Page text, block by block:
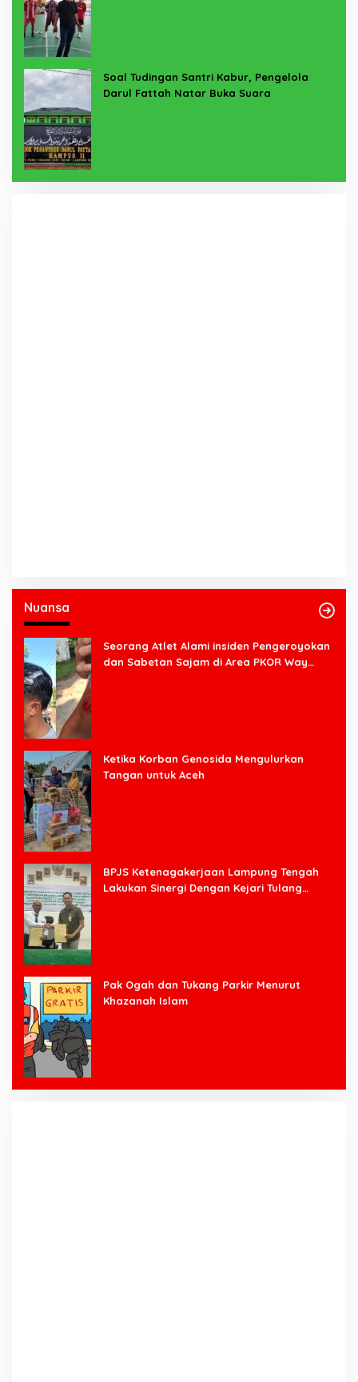
Soal Tudingan Santri Kabur, Pengelola
Darul Fattah Natar Buka Suara
Nuansa
Seorang Atlet Alami insiden Pengeroyokan
dan Sabetan Sajam di Area PKOR Way
Ketika Korban Genosida Mengulurkan
Tangan untuk Aceh
BPJS Ketenagakerjaan Lampung Tengah
Lakukan Sinergi Dengan Kejari Tulang
Pak Ogah dan Tukang Parkir Menurut
Khazanah Islam